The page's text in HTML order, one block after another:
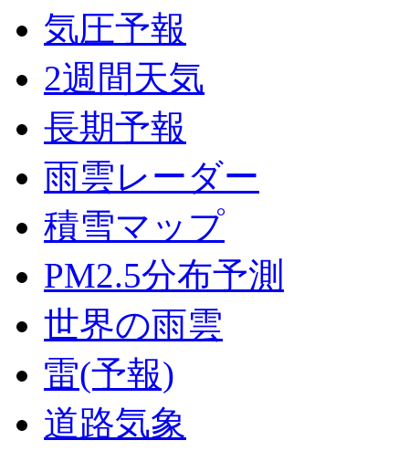
気圧予報
2週間天気
長期予報
雨雲レーダー
積雪マップ
PM2.5分布予測
世界の雨雲
雷(予報)
道路気象